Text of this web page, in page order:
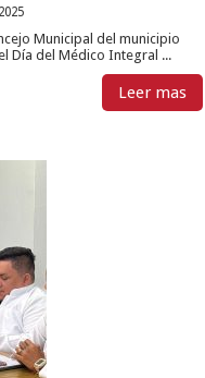
Municipal del municipio
Día del Médico Integral ...
Leer mas